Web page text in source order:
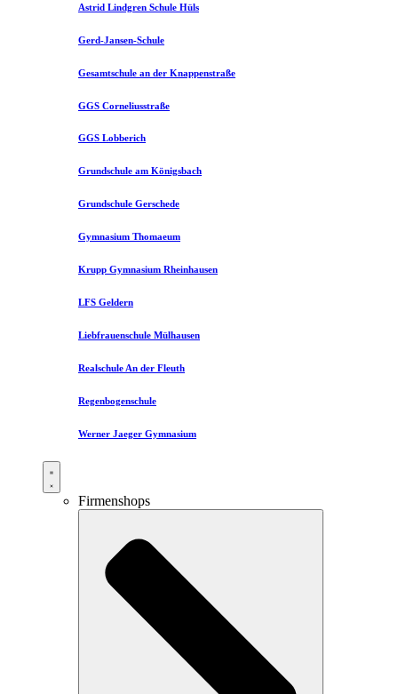
Astrid Lindgren Schule Hüls
Gerd-Jansen-Schule
Gesamtschule an der Knappenstraße
GGS Corneliusstraße
GGS Lobberich
Grundschule am Königsbach
Grundschule Gerschede
Gymnasium Thomaeum
Krupp Gymnasium Rheinhausen
LFS Geldern
Liebfrauenschule Mülhausen​
Realschule An der Fleuth
Regenbogenschule
Werner Jaeger Gymnasium
Firmenshops